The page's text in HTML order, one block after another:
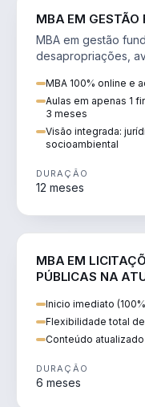
MBA EM GESTÃO
MBA em gestão
desapropriações,
MBA 100% online e
Aulas em apenas 1
3 meses
Visão integrada:
socioambiental
DURAÇÃO
12 meses
MBA EM
PÚBLICAS NA
Inicio imediato
Flexibilidade total
Conteúdo
DURAÇÃO
6 meses